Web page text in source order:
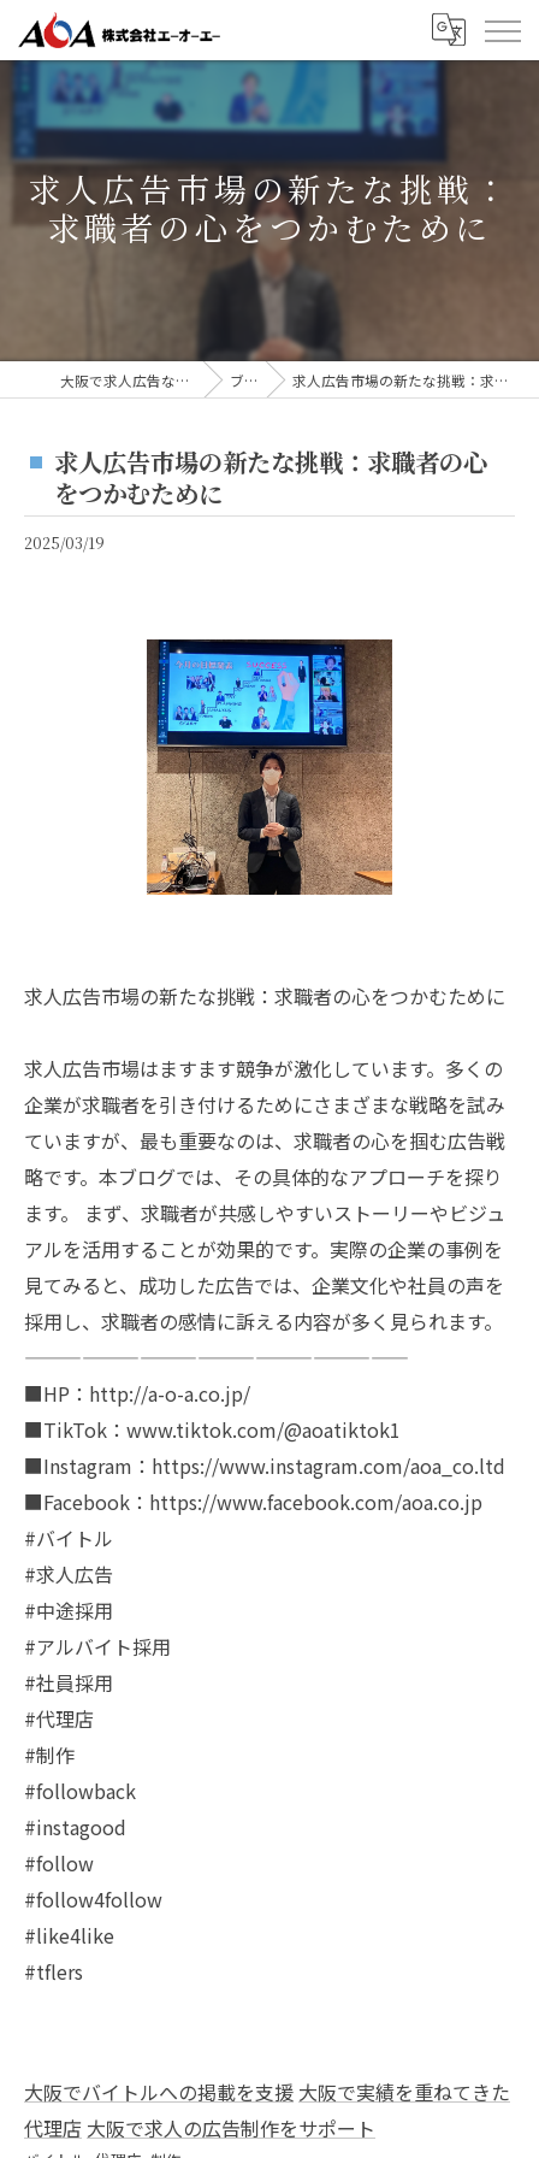
求人広告市場の新たな挑戦：
求職者の心をつかむために
大阪で求人広告なら株式会社AOA ブログ 求人広告市場の新たな挑戦：求職者の心をつかむために
求人広告市場の新たな挑戦：求職者の心
をつかむために
2025/03/19
求人広告市場の新たな挑戦：求職者の心をつかむために
求人広告市場はますます競争が激化しています。多くの
企業が求職者を引き付けるためにさまざまな戦略を試み
ていますが、最も重要なのは、求職者の心を掴む広告戦
略です。本ブログでは、その具体的なアプローチを探り
ます。 まず、求職者が共感しやすいストーリーやビジュ
アルを活用することが効果的です。実際の企業の事例を
見てみると、成功した広告では、企業文化や社員の声を
採用し、求職者の感情に訴える内容が多く見られます。
————————————————————
■HP：http://a-o-a.co.jp/
■TikTok：www.tiktok.com/@aoatiktok1
■Instagram：https://www.instagram.com/aoa_co.ltd
■Facebook：https://www.facebook.com/aoa.co.jp
#バイトル
#求人広告
#中途採用
#アルバイト採用
#社員採用
#代理店
#制作
#followback
#instagood
#follow
#follow4follow
#like4like
#tflers
大阪でバイトルへの掲載を支援 大阪で実績を重ねてきた
代理店 大阪で求人の広告制作をサポート